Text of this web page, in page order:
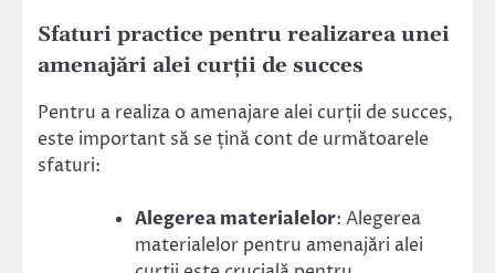
Sfaturi practice pentru realizarea unei
amenajări alei curții de succes
Pentru a realiza o amenajare alei curții de succes,
este important să se țină cont de următoarele
sfaturi:
Alegerea materialelor: Alegerea
materialelor pentru amenajări alei